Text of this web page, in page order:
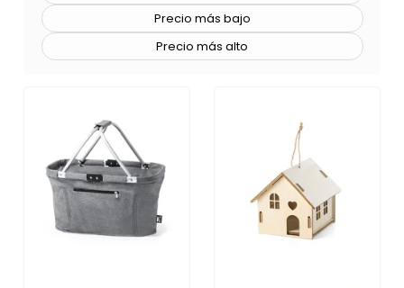
convirtiéndolas en el regalo promocional perfecto para tus clientes o
empleados. no sólo estarás obsequiando un regalo lleno de sabor,
sino que también estarás potenciando la imagen de tu marca. no
esperes más, la navidad está a la vuelta de la esquina. haz que tus
Precio más bajo
Precio más alto